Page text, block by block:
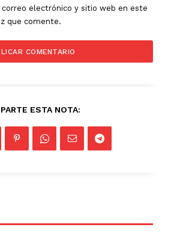
correo electrónico y sitio web en este
que comente.
ESTA NOTA: